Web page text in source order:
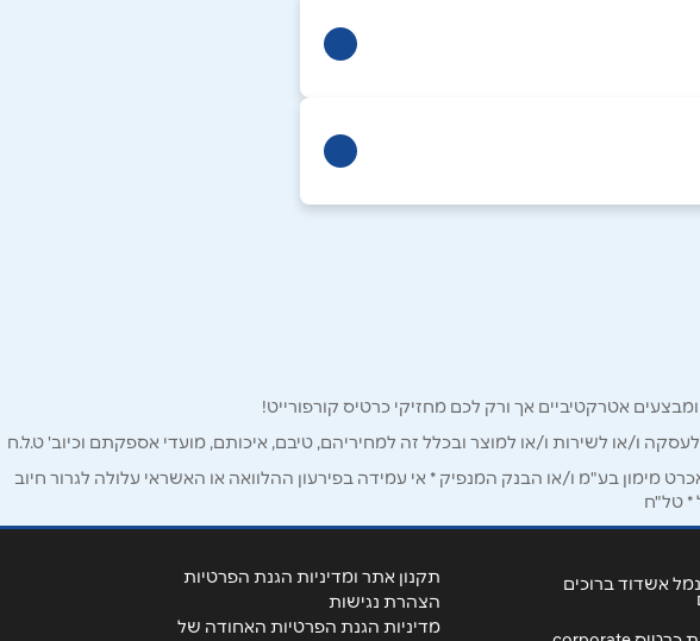
ו/או לשירות ו/או למוצר ובכלל זה למחיריהם, טיבם, איכותם, מועדי אספקתם וכיוב' ט.ל.ח
בע"מ ו/או הבנק המנפיק * אי עמידה בפירעון ההלוואה או האשראי עלולה לגרור חיוב
* טל"ח
אשדוד ברוכים
תקנון אתר ומדיניות הגנת הפרטיות
הצהרת נגישות
מדיניות הגנת הפרטיות האחודה של